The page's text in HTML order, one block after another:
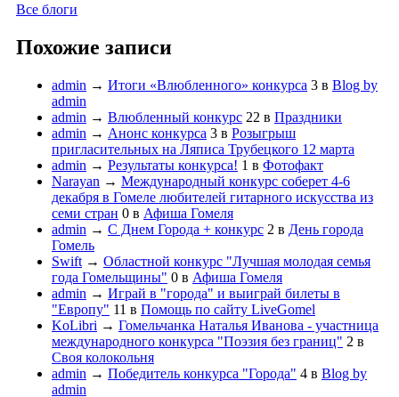
Все блоги
Похожие записи
admin → Итоги «Влюбленного» конкурса 3 в Blog by
admin
admin → Влюбленный конкурс 22 в Праздники
admin → Анонс конкурса 3 в Розыгрыш
пригласительных на Ляписа Трубецкого 12 марта
admin → Результаты конкурса! 1 в Фотофакт
Narayan → Международный конкурс соберет 4-6
декабря в Гомеле любителей гитарного искусства из
семи стран 0 в Афиша Гомеля
admin → С Днем Города + конкурс 2 в День города
Гомель
Swift → Областной конкурс "Лучшая молодая семья
года Гомельщины" 0 в Афиша Гомеля
admin → Играй в "города" и выиграй билеты в
"Европу" 11 в Помощь по сайту LiveGomel
KoLibri → Гомельчанка Наталья Иванова - участница
международного конкурса "Поэзия без границ" 2 в
Своя колокольня
admin → Победитель конкурса "Города" 4 в Blog by
admin